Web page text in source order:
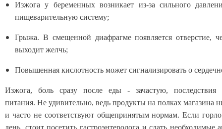
Изжога у беременных возникает из-за сильного
пищеварительную систему;
Грыжа. В смещенной диафрагме появляется отверстие,
выходит желчь;
Повышенная кислотность может сигнализировать о
Изжога, боль сразу после еды - зачастую, последствия
питания. Не удивительно, ведь продукты на полках магазина
и часто не соответствуют общепринятым нормам. Если